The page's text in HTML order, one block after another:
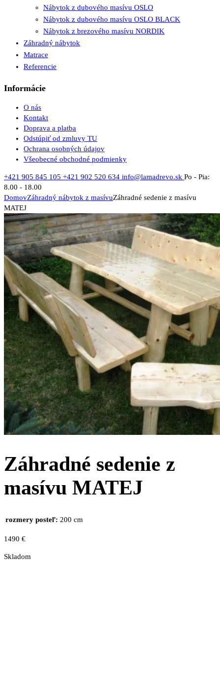
Nábytok z dubového masívu OSLO
Nábytok z dubového masívu OSLO BLACK
Nábytok z brezového masívu NORDIK
Záhradný nábytok
Matrace
Referencie
Informácie
O nás
Kontakt
Doprava a platba
Odstúpiť od zmluvy TU
Ochrana osobných údajov
Všeobecné obchodné podmienky
+421 905 845 105 +421 902 520 634 info@lamadrevo.sk Po - Pia:
8.00 - 18.00
DomovZáhradný nábytok z masívuZáhradné sedenie z masívu
MATEJ
Záhradné sedenie z
masívu MATEJ
rozmery posteľ: 200 cm
1490 €
Skladom